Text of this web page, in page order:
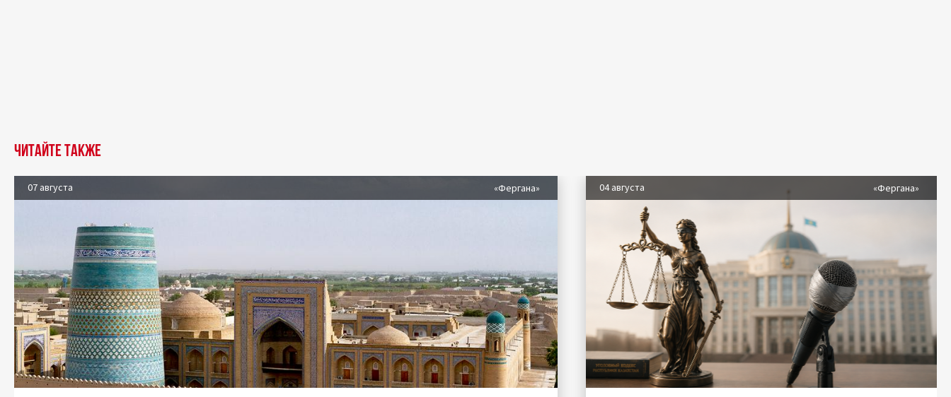
Читайте также
07 августа «Фергана» 04 августа «Фергана»